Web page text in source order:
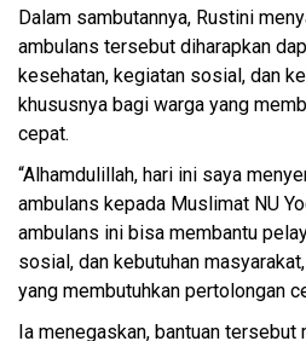
Dalam sambutannya, Rustini
ambulans tersebut diharapkan
kesehatan, kegiatan sosial, dan
khususnya bagi warga yang
cepat.
“Alhamdulillah, hari ini saya
ambulans kepada Muslimat NU
ambulans ini bisa membantu
sosial, dan kebutuhan
yang membutuhkan pertolongan
Ia menegaskan, bantuan tersebut